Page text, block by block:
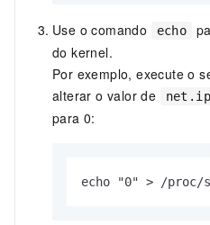
Use o comando echo
do kernel.
Por exemplo, execute o
alterar o valor de
para 0:
echo "0" > /proc/